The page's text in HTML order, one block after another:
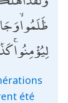
ظَلَمُوا
لِيُؤْمِنُوا
été